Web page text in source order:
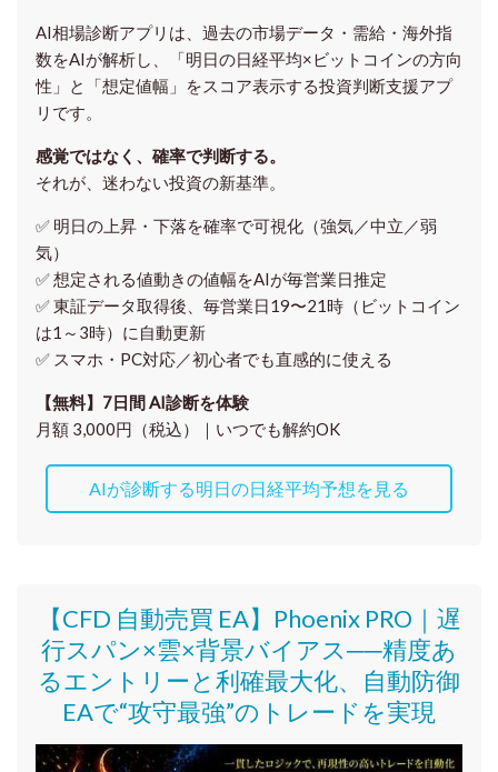
AI相場診断アプリは、過去の市場データ・需給・海外指
数をAIが解析し、「明日の日経平均×ビットコインの方向
性」と「想定値幅」をスコア表示する投資判断支援アプ
リです。
感覚ではなく、確率で判断する。
それが、迷わない投資の新基準。
✅ 明日の上昇・下落を確率で可視化（強気／中立／弱
気）
✅ 想定される値動きの値幅をAIが毎営業日推定
✅ 東証データ取得後、 毎営業日19〜21時（ビットコイン
は1～3時）に自動更新
✅ スマホ・PC対応／初心者でも直感的に使える
【無料】7日間 AI診断を体験
月額 3,000円（税込）｜いつでも解約OK
AIが診断する明日の日経平均予想を見る
【CFD 自動売買 EA】Phoenix PRO｜遅
行スパン×雲×背景バイアス──精度あ
るエントリーと利確最大化、自動防御
EAで“攻守最強”のトレードを実現